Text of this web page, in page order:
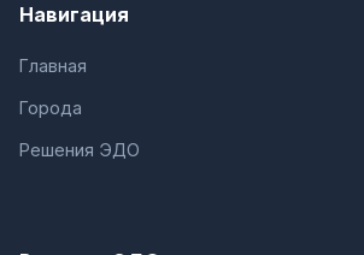
Навигация
Главная
Города
Решения ЭДО